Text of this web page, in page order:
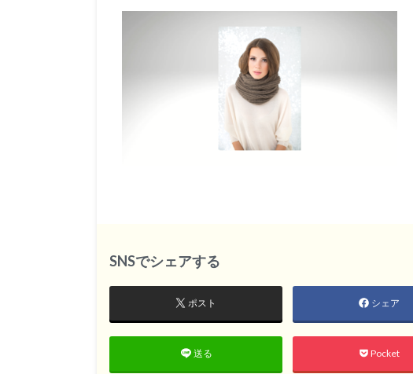
SNSでシェアする
ポスト シェア
送る Pocket